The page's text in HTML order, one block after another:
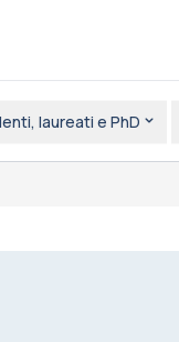
laureati e PhD